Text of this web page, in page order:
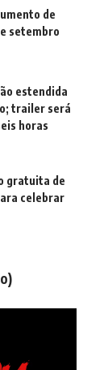
de
setembro
estendida
trailer será
horas
gratuita de
celebrar